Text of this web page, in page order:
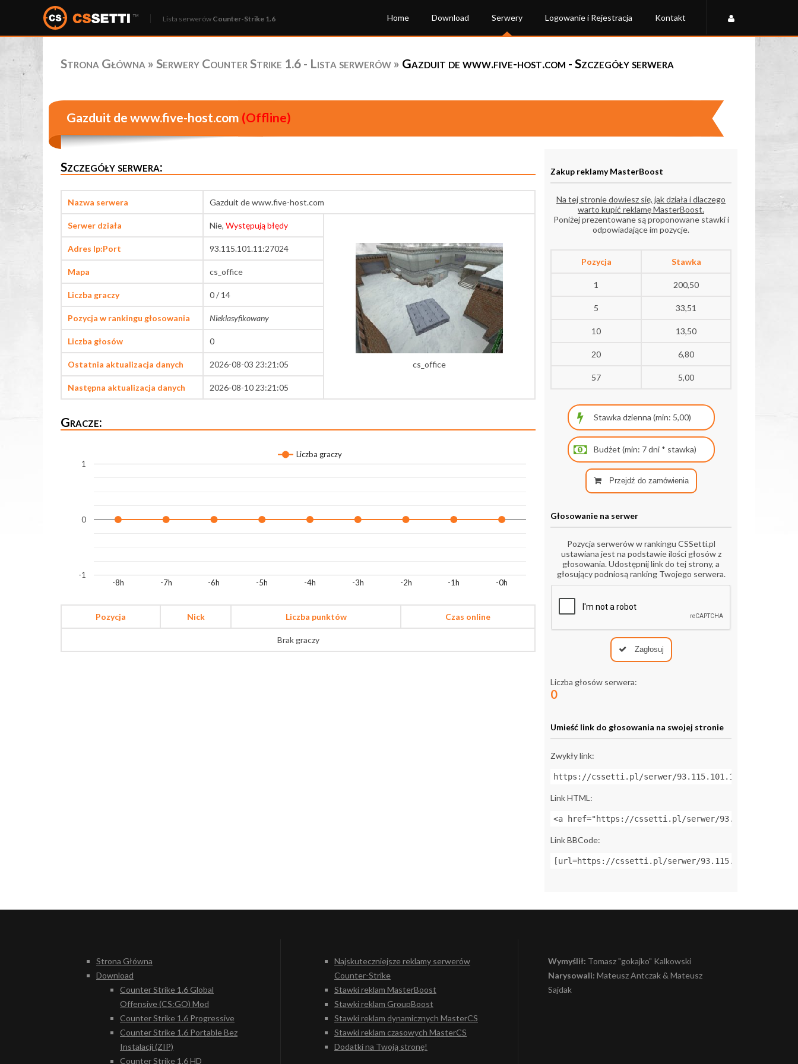
Lista serwerów Counter-Strike 1.6 Home Download Serwery Logowanie i Rejestracja Kontakt
Strona Główna » Serwery Counter Strike 1.6 - Lista serwerów » Gazduit de www.five-host.com - Szczegóły serwera
Gazduit de www.five-host.com (Offline)
Szczegóły serwera:
Nazwa serwera Gazduit de www.five-host.com
Serwer działa Nie, Występują błędy
cs_office
Adres Ip:Port 93.115.101.11:27024
Mapa cs_office
Liczba graczy 0 / 14
Pozycja w rankingu głosowania Nieklasyfikowany
Liczba głosów 0
Ostatnia aktualizacja danych 2026-08-03 23:21:05
Następna aktualizacja danych 2026-08-10 23:21:05
Gracze:
Liczba graczy
-8h -7h -6h -5h -4h -3h -2h -1h -0h
-1
0
1
Pozycja Nick Liczba punktów Czas online
Brak graczy
Zakup reklamy MasterBoost
Na tej stronie dowiesz się, jak działa i dlaczego
warto kupić reklamę MasterBoost.
Poniżej prezentowane są proponowane stawki i
odpowiadające im pozycje.
Pozycja Stawka
1 200,50
5 33,51
10 13,50
20 6,80
57 5,00
Przejdź do zamówienia
Głosowanie na serwer
Pozycja serwerów w rankingu CSSetti.pl
ustawiana jest na podstawie ilości głosów z
głosowania. Udostępnij link do tej strony, a
głosujący podniosą ranking Twojego serwera.
Zagłosuj
Liczba głosów serwera:
0
Umieść link do głosowania na swojej stronie
Zwykły link:
https://cssetti.pl/serwer/93.115.101.11:27024
Link HTML:
<a href="https://cssetti.pl/serwer/
Link BBCode:
[url=https://cssetti.pl/serwer/
Strona Główna
Download
Counter Strike 1.6 Global
Offensive (CS:GO) Mod
Counter Strike 1.6 Progressive
Counter Strike 1.6 Portable Bez
Instalacji (ZIP)
Counter Strike 1.6 HD
Najskuteczniejsze reklamy serwerów
Counter-Strike
Stawki reklam MasterBoost
Stawki reklam GroupBoost
Stawki reklam dynamicznych MasterCS
Stawki reklam czasowych MasterCS
Dodatki na Twoją stronę!
Wymyślił: Tomasz "gokajko" Kalkowski
Narysowali: Mateusz Antczak & Mateusz
Sajdak